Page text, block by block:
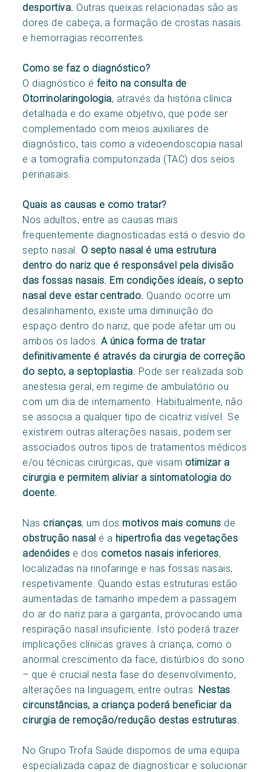
desportiva. Outras queixas relacionadas são as
dores de cabeça, a formação de crostas nasais
e hemorragias recorrentes.
Como se faz o diagnóstico?
O diagnóstico éfeito na consulta de
Otorrinolaringologia, através da história clínica
detalhada e do exame objetivo, que pode ser
complementado com meios auxiliares de
diagnóstico, tais como a videoendoscopia nasal
e a tomografia computorizada (TAC) dos seios
perinasais.
Quais as causas e como tratar?
Nos adultos, entre as causas mais
frequentemente diagnosticadas está o desvio do
septo nasal. O septo nasal é uma estrutura
dentro do nariz que é responsável pela divisão
das fossas nasais. Em condições ideais, o septo
nasal deve estar centrado. Quando ocorre um
desalinhamento, existe uma diminuição do
espaço dentro do nariz, que pode afetar um ou
ambos os lados.A única forma de tratar
definitivamente é através da cirurgia de correção
do septo, a septoplastia. Pode ser realizada sob
anestesia geral, em regime de ambulatório ou
com um dia de internamento. Habitualmente, não
se associa a qualquer tipo de cicatriz visível. Se
existirem outras alterações nasais, podem ser
associados outros tipos de tratamentos médicos
e/ou técnicas cirúrgicas, que visam otimizar a
cirurgia e permitem aliviar a sintomatologia do
doente.
Nas crianças, um dos motivos mais comuns de
obstrução nasal é a hipertrofia das vegetações
adenóides e dos cornetos nasais inferiores,
localizadas na rinofaringe e nas fossas nasais,
respetivamente. Quando estas estruturas estão
aumentadas de tamanho impedem a passagem
do ar do nariz para a garganta, provocando uma
respiração nasal insuficiente. Isto poderá trazer
implicações clínicas graves à criança, como o
anormal crescimento da face, distúrbios do sono
– que é crucial nesta fase do desenvolvimento,
alterações na linguagem, entre outras. Nestas
circunstâncias, a criança poderá beneficiar da
cirurgia de remoção/redução destas estruturas.
No Grupo Trofa Saúde dispomos de uma equipa
especializada capaz de diagnosticar e solucionar